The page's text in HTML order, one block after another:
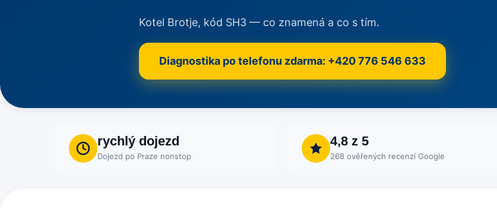
Kotel Brotje, kód SH3 — co znamená a co s tím.
Diagnostika po telefonu zdarma: +420 776 546 633
rychlý dojezd
Dojezd po Praze nonstop
4,8 z 5
268 ověřených recenzí Google